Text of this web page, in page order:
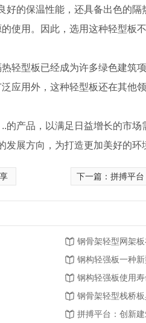
发泡水泥复合板安装
好的保温性能，还具备出色的
使用。因此，选用这种轻型板
轻型板已经成为许多绿色建筑
应用外，这种轻型板还在其他
的产品，以满足日益增长的市
展方向，为打造更加美好的环
下一篇： 拼搏平
钢骨架轻型网架
钢构轻强板一种
钢构轻强板使用
钢骨架轻型栈桥
拼搏平台：创新